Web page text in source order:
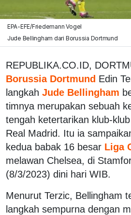
EPA-EFE/Friedemann Vogel
Jude Bellingham dari Borussia Dortmund
REPUBLIKA.CO.ID,
Borussia Dortmund Edin
langkah Jude Bellingham
timnya merupakan sebuah
tengah ketertarikan klub-
Real Madrid. Itu ia
kedua babak 16 besar Liga
melawan Chelsea, di
(8/3/2023) dini hari WIB.
Menurut Terzic, Bellingham
langkah sempurna dengan